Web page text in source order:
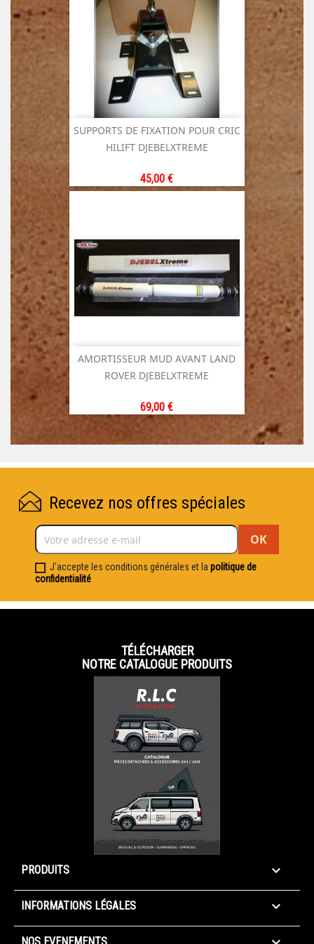
SUPPORTS DE FIXATION POUR CRIC
HILIFT DJEBELXTREME
Prix
45,00 €
AMORTISSEUR MUD AVANT LAND
ROVER DJEBELXTREME
Prix
69,00 €
Recevez nos offres spéciales
J'accepte les conditions générales et la politique de
confidentialité
TÉLÉCHARGER
NOTRE CATALOGUE PRODUITS
PRODUITS 
INFORMATIONS LÉGALES 